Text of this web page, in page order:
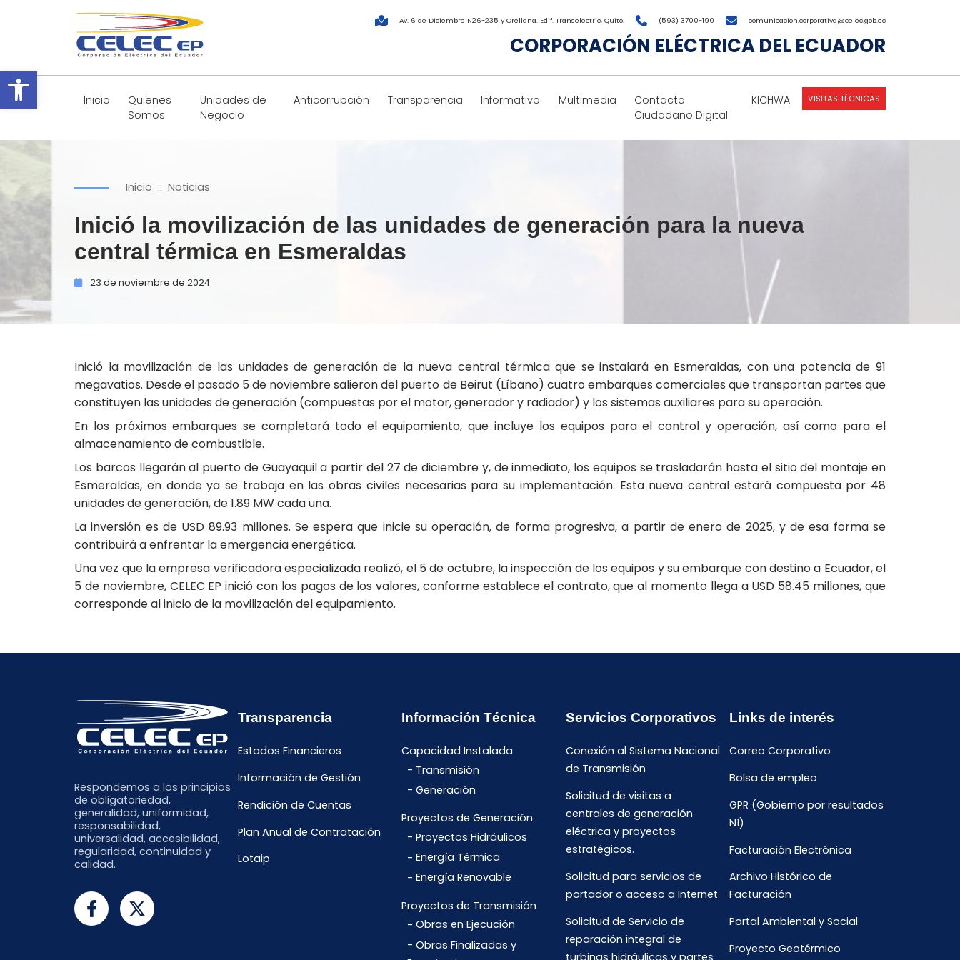
Abrir barra de herramientas
Av. 6 de Diciembre N26-235 y Orellana. Edif. Transelectric, Quito. (593) 3700-190 comunicacion.corporativa@celec.gob.ec
CORPORACIÓN ELÉCTRICA DEL ECUADOR
Inicio
Quienes
Somos
Unidades de
Negocio
Anticorrupción Transparencia Informativo Multimedia
Contacto
Ciudadano Digital
KICHWA VISITAS TÉCNICAS
Inicio :: Noticias
Inició la movilización de las unidades de generación para la nueva
central térmica en Esmeraldas
23 de noviembre de 2024
Inició la movilización de las unidades de generación de la nueva central térmica que se instalará en Esmeraldas, con una potencia de 91
megavatios. Desde el pasado 5 de noviembre salieron del puerto de Beirut (Líbano) cuatro embarques comerciales que transportan partes que
constituyen las unidades de generación (compuestas por el motor, generador y radiador) y los sistemas auxiliares para su operación.
En los próximos embarques se completará todo el equipamiento, que incluye los equipos para el control y operación, así como para el
almacenamiento de combustible.
Los barcos llegarán al puerto de Guayaquil a partir del 27 de diciembre y, de inmediato, los equipos se trasladarán hasta el sitio del montaje en
Esmeraldas, en donde ya se trabaja en las obras civiles necesarias para su implementación. Esta nueva central estará compuesta por 48
unidades de generación, de 1.89 MW cada una.
La inversión es de USD 89.93 millones. Se espera que inicie su operación, de forma progresiva, a partir de enero de 2025, y de esa forma se
contribuirá a enfrentar la emergencia energética.
Una vez que la empresa verificadora especializada realizó, el 5 de octubre, la inspección de los equipos y su embarque con destino a Ecuador, el
5 de noviembre, CELEC EP inició con los pagos de los valores, conforme establece el contrato, que al momento llega a USD 58.45 millones, que
corresponde al inicio de la movilización del equipamiento.
Respondemos a los principios
de obligatoriedad,
generalidad, uniformidad,
responsabilidad,
universalidad, accesibilidad,
regularidad, continuidad y
calidad.
Transparencia
Estados Financieros
Información de Gestión
Rendición de Cuentas
Plan Anual de Contratación
Lotaip
Información Técnica
Capacidad Instalada
Transmisión
Generación
Proyectos de Generación
Proyectos Hidráulicos
Energía Térmica
Energía Renovable
Proyectos de Transmisión
Obras en Ejecución
Obras Finalizadas y
Servicios Corporativos
Conexión al Sistema Nacional
de Transmisión
Solicitud de visitas a
centrales de generación
eléctrica y proyectos
estratégicos.
Solicitud para servicios de
portador o acceso a Internet
Solicitud de Servicio de
reparación integral de
turbinas hidráulicas y partes
Links de interés
Correo Corporativo
Bolsa de empleo
GPR (Gobierno por resultados
N1)
Facturación Electrónica
Archivo Histórico de
Facturación
Portal Ambiental y Social
Proyecto Geotérmico